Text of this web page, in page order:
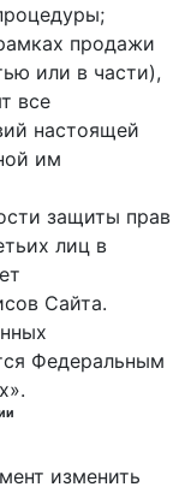
продажи
или в части),
все
настоящей
им
защиты прав
лиц в
Сайта.
Федеральным
изменить